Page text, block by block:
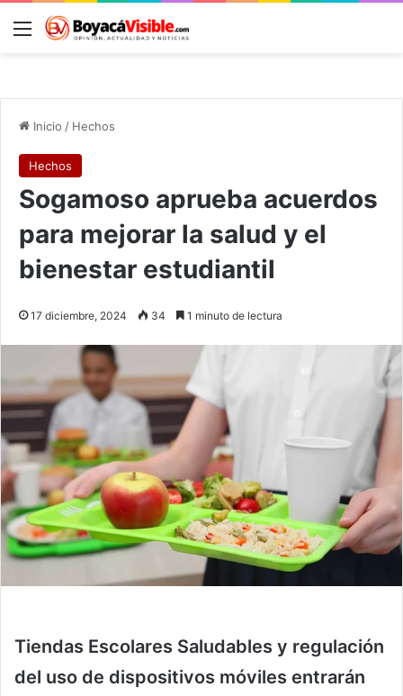
Menú
Inicio / Hechos
Hechos
Sogamoso aprueba acuerdos
para mejorar la salud y el
bienestar estudiantil
17 diciembre, 2024 34 1 minuto de lectura
Tiendas Escolares Saludables y regulación
del uso de dispositivos móviles entrarán